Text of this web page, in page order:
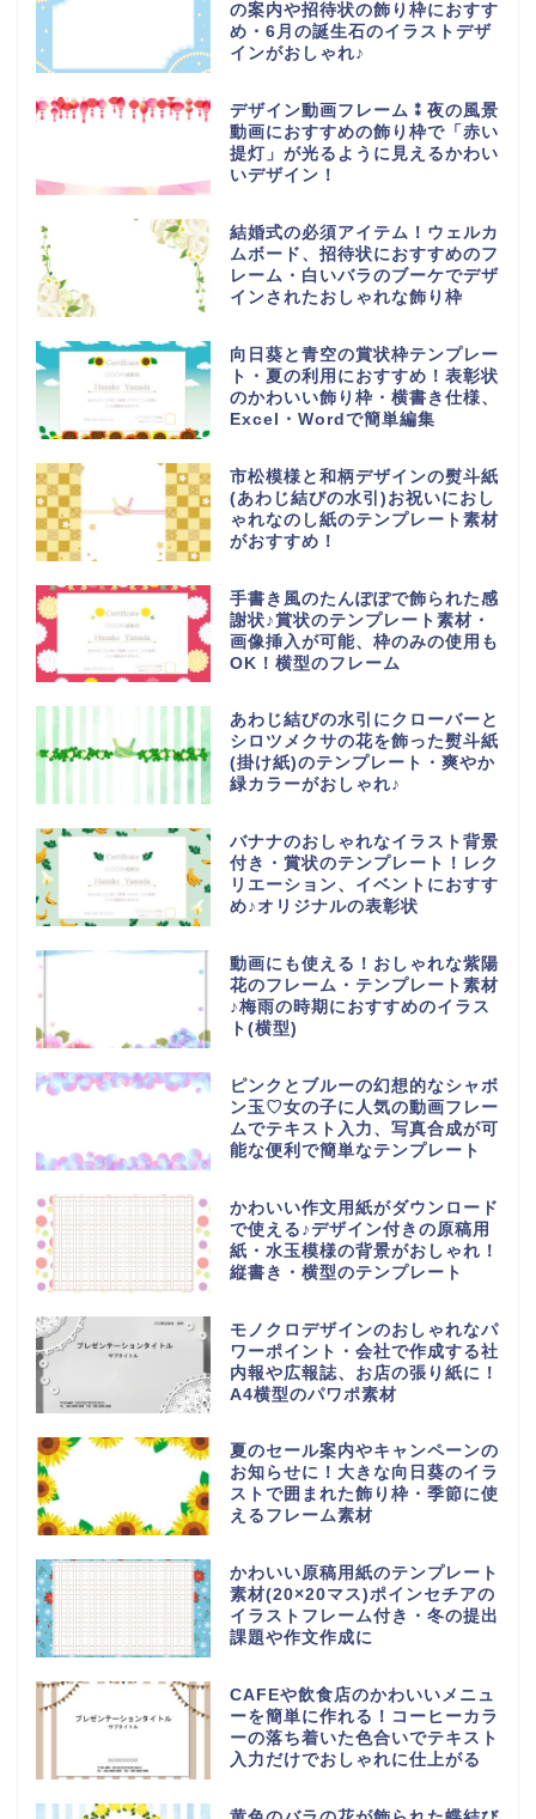
の案内や招待状の飾り枠におすす
め・6月の誕生石のイラストデザ
インがおしゃれ♪
デザイン動画フレーム⁑夜の風景
動画におすすめの飾り枠で「赤い
提灯」が光るように見えるかわい
いデザイン！
結婚式の必須アイテム！ウェルカ
ムボード、招待状におすすめのフ
レーム・白いバラのブーケでデザ
インされたおしゃれな飾り枠
向日葵と青空の賞状枠テンプレー
ト・夏の利用におすすめ！表彰状
のかわいい飾り枠・横書き仕様、
Excel・Wordで簡単編集
市松模様と和柄デザインの熨斗紙
(あわじ結びの水引)お祝いにおし
ゃれなのし紙のテンプレート素材
がおすすめ！
手書き風のたんぽぽで飾られた感
謝状♪賞状のテンプレート素材・
画像挿入が可能、枠のみの使用も
OK！横型のフレーム
あわじ結びの水引にクローバーと
シロツメクサの花を飾った熨斗紙
(掛け紙)のテンプレート・爽やか
緑カラーがおしゃれ♪
バナナのおしゃれなイラスト背景
付き・賞状のテンプレート！レク
リエーション、イベントにおすす
め♪オリジナルの表彰状
動画にも使える！おしゃれな紫陽
花のフレーム・テンプレート素材
♪梅雨の時期におすすめのイラス
ト(横型)
ピンクとブルーの幻想的なシャボ
ン玉♡女の子に人気の動画フレー
ムでテキスト入力、写真合成が可
能な便利で簡単なテンプレート
かわいい作文用紙がダウンロード
で使える♪デザイン付きの原稿用
紙・水玉模様の背景がおしゃれ！
縦書き・横型のテンプレート
モノクロデザインのおしゃれなパ
ワーポイント・会社で作成する社
内報や広報誌、お店の張り紙に！
A4横型のパワポ素材
夏のセール案内やキャンペーンの
お知らせに！大きな向日葵のイラ
ストで囲まれた飾り枠・季節に使
えるフレーム素材
かわいい原稿用紙のテンプレート
素材(20×20マス)ポインセチアの
イラストフレーム付き・冬の提出
課題や作文作成に
CAFEや飲食店のかわいいメニュ
ーを簡単に作れる！コーヒーカラ
ーの落ち着いた色合いでテキスト
入力だけでおしゃれに仕上がる